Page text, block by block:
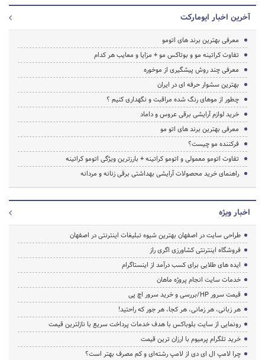
آخرین اخبار ایومارکت
معرفی بهترین برند های اتومو
تفاوت کراتینه مو و بوتاکس مو + مزایا و معایب هر کدام
معرفی چند روش پیشگیری از موخوره
بهترین سشوار حرفه ای در ایران
چطور از موهای رنگ شده مراقبت و نگهداری کنیم ؟
خرید لوازم آرایشی برقی عروس و داماد
معرفی بهترین برند های اتو مو
فرکننده مو چیست؟
تفاوت اتومو معمولی و اتومو کراتینه + بارزترین ویژگی اتومو کراتینه
راهنمای خرید محصولات آرایشی بهداشتی برقی زنانه و مردانه
اخبار ویژه
طراحی سایت در اصفهان بهترین شیوه تبلیغات اینترنتی در اصفهان
فروشگاه اینترنتی کشاورزی اگری راز
ایده های طلایی برای کسب درآمد از اینستاگرام
خدمات سایت انجام پروژه ماهان
قیمت سرور HP/بررسی و خرید سرور اچ پی
هر زبانی، هر زمانی، هر کجا، هر جور که راحتید!
رونمایی از سایت بلوباکس با هدف خدمات پرداخت سریع با نازلترین قیمت
خرید تلگرام پرمیوم با ارزان ترین قیمت
چرا لامپ ال ای دی از لامپ رشته‌ای و کم مصرف بهتر است؟